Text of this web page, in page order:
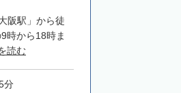
阪駅」から徒
時から18時ま
読む
分